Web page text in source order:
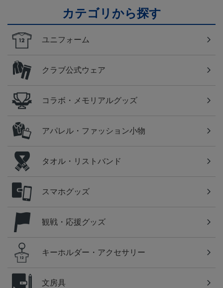
カテゴリから探す
ユニフォーム
クラブ公式ウェア
コラボ・メモリアルグッズ
アパレル・ファッション小物
タオル・リストバンド
スマホグッズ
観戦・応援グッズ
キーホルダー・アクセサリー
文房具